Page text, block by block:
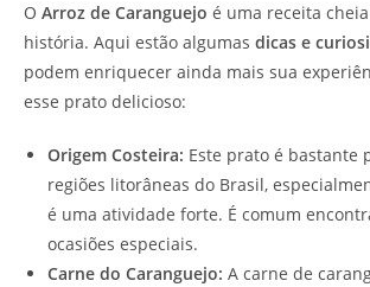
O Arroz de Caranguejo é uma receita
história. Aqui estão algumas dicas e
podem enriquecer ainda mais sua
esse prato delicioso:
Origem Costeira: Este prato é bastante
regiões litorâneas do Brasil,
é uma atividade forte. É comum
ocasiões especiais.
Carne do Caranguejo: A carne de